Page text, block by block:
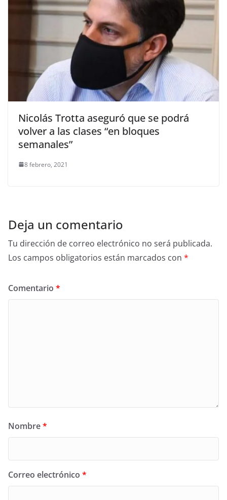
Nicolás Trotta aseguró que se podrá
volver a las clases “en bloques
semanales”
8 febrero, 2021
Deja un comentario
Tu dirección de correo electrónico no será publicada.
Los campos obligatorios están marcados con *
Comentario *
Nombre*
Correo electrónico *